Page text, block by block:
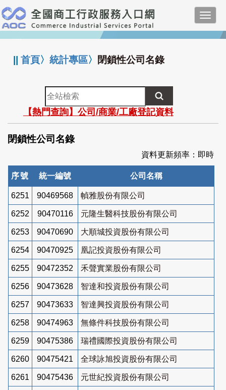
跳
到
主
要
:::
||首頁〉統計專區〉 閉鎖性公司名錄
全
站
檢
索
【熱門查詢】公司/商業/工廠登記資料
閉鎖性公司名錄
資料更新頻率：即時
序號 統一編號 公司名稱
6251 90469568 幀雅股份有限公司
6252 90470116 元隆生醫科技股份有限公司
6253 90470690 大順城投資股份有限公司
6254 90470925 凰記投資股份有限公司
6255 90472352 禾聲實業股份有限公司
6256 90473628 智達和投資股份有限公司
6257 90473633 智達興投資股份有限公司
6258 90474963 無條件科技股份有限公司
6259 90475386 瑞禮國際投資股份有限公司
6260 90475421 全球詠旭投資股份有限公司
6261 90475436 元世紀投資股份有限公司